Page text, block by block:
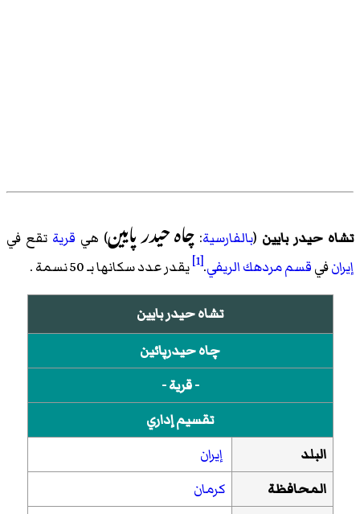
تشاه حیدر بایین (بالفارسية: چاه حیدر پایین) هي قرية تقع في
إيرانفيقسم مردهك الریفي.
[1] يقدر عدد سكانها بـ 50 نسمة .
تشاه حيدر بايين
چاه حيدرپائين
- قرية -
تقسيم إداري
البلد
إيران
المحافظة
كرمان